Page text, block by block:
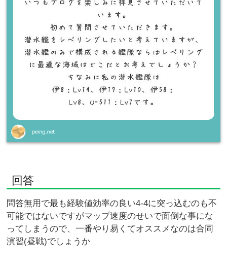
回答
問答無用で最も経験値効率の良い4-4に突っ込むのも不
可能ではないですがマップ速度のせいで面倒な事にな
ってしまうので、一番やり易くてオススメなのは合同
演習(昼戦)でしょうか